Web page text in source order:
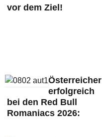
vor dem Ziel!
Österreicher
erfolgreich
bei den Red Bull
Romaniacs 2026: